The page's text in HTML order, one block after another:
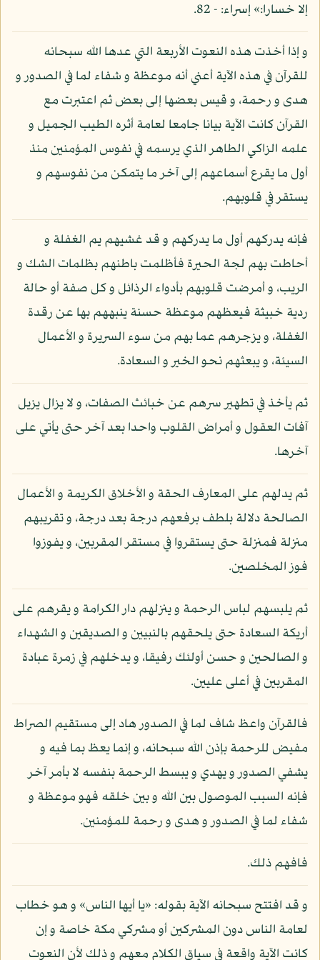
إلا خسارا:» إسراء: - 82.
و إذا أخذت هذه النعوت الأربعة التي عدها الله سبحانه
للقرآن في هذه الآية أعني أنه موعظة و شفاء لما في الصدور و
هدى و رحمة، و قيس بعضها إلى بعض ثم اعتبرت مع
القرآن كانت الآية بيانا جامعا لعامة أثره الطيب الجميل و
علمه الزاكي الطاهر الذي يرسمه في نفوس المؤمنين منذ
أول ما يقرع أسماعهم إلى آخر ما يتمكن من نفوسهم و
يستقر في قلوبهم.
فإنه يدركهم أول ما يدركهم و قد غشيهم يم الغفلة و
أحاطت بهم لجة الحيرة فأظلمت باطنهم بظلمات الشك و
الريب، و أمرضت قلوبهم بأدواء الرذائل و كل صفة أو حالة
ردية خبيثة فيعظهم موعظة حسنة ينبههم بها عن رقدة
الغفلة، و يزجرهم عما بهم من سوء السريرة و الأعمال
السيئة، و يبعثهم نحو الخير و السعادة.
ثم يأخذ في تطهير سرهم عن خبائث الصفات، و لا يزال يزيل
آفات العقول و أمراض القلوب واحدا بعد آخر حتى يأتي على
آخرها.
ثم يدلهم على المعارف الحقة و الأخلاق الكريمة و الأعمال
الصالحة دلالة بلطف برفعهم درجة بعد درجة، و تقريبهم
منزلة فمنزلة حتى يستقروا في مستقر المقربين، و يفوزوا
فوز المخلصين.
ثم يلبسهم لباس الرحمة و ينزلهم دار الكرامة و يقرهم على
أريكة السعادة حتى يلحقهم بالنبيين و الصديقين و الشهداء
و الصالحين و حسن أولئك رفيقا، و يدخلهم في زمرة عبادة
المقربين في أعلى عليين.
فالقرآن واعظ شاف لما في الصدور هاد إلى مستقيم الصراط
مفيض للرحمة بإذن الله سبحانه، و إنما يعظ بما فيه و
يشفي الصدور و يهدي و يبسط الرحمة بنفسه لا بأمر آخر
فإنه السبب الموصول بين الله و بين خلقه فهو موعظة و
شفاء لما في الصدور و هدى و رحمة للمؤمنين.
فافهم ذلك.
و قد افتتح سبحانه الآية بقوله: «يا أيها الناس» و هو خطاب
لعامة الناس دون المشركين أو مشركي مكة خاصة و إن
كانت الآية واقعة في سياق الكلام معهم و ذلك لأن النعوت